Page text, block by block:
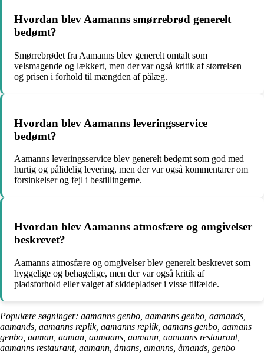
Hvordan blev Aamanns smørrebrød generelt
bedømt?
Smørrebrødet fra Aamanns blev generelt omtalt som
velsmagende og lækkert, men der var også kritik af størrelsen
og prisen i forhold til mængden af pålæg.
Hvordan blev Aamanns leveringsservice
bedømt?
Aamanns leveringsservice blev generelt bedømt som god med
hurtig og pålidelig levering, men der var også kommentarer om
forsinkelser og fejl i bestillingerne.
Hvordan blev Aamanns atmosfære og omgivelser
beskrevet?
Aamanns atmosfære og omgivelser blev generelt beskrevet som
hyggelige og behagelige, men der var også kritik af
pladsforhold eller valget af siddepladser i visse tilfælde.
Populære søgninger: aamanns genbo, aamanns genbo, aamands,
aamands, aamanns replik, aamanns replik, aamans genbo, aamans
genbo, aaman, aaman, aamaans, aamann, aamanns restaurant,
aamanns restaurant, aamann, åmans, amanns, åmands, genbo